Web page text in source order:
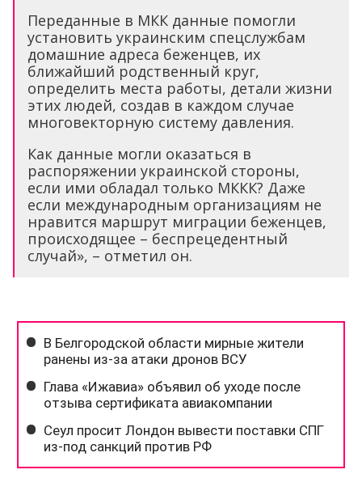
Переданные в МКК данные помогли
установить украинским спецслужбам
домашние адреса беженцев, их
ближайший родственный круг,
определить места работы, детали жизни
этих людей, создав в каждом случае
многовекторную систему давления.
Как данные могли оказаться в
распоряжении украинской стороны,
если ими обладал только МККК? Даже
если международным организациям не
нравится маршрут миграции беженцев,
происходящее – беспрецедентный
случай», – отметил он.